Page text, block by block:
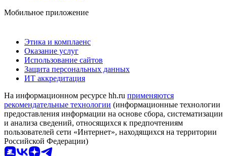
Мобильное приложение
Этика и комплаенс
Оказание услуг
Использование сайтов
Защита персональных данных
ИТ аккредитация
На информационном ресурсе hh.ru применяются
рекомендательные технологии (информационные технологии
предоставления информации на основе сбора, систематизации
и анализа сведений, относящихся к предпочтениям
пользователей сети «Интернет», находящихся на территории
Российской Федерации)